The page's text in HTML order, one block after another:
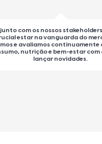
com os nossos
estar na vanguarda do
e avaliamos continuamente
nutrição e bem-estar com
lançar novidades.